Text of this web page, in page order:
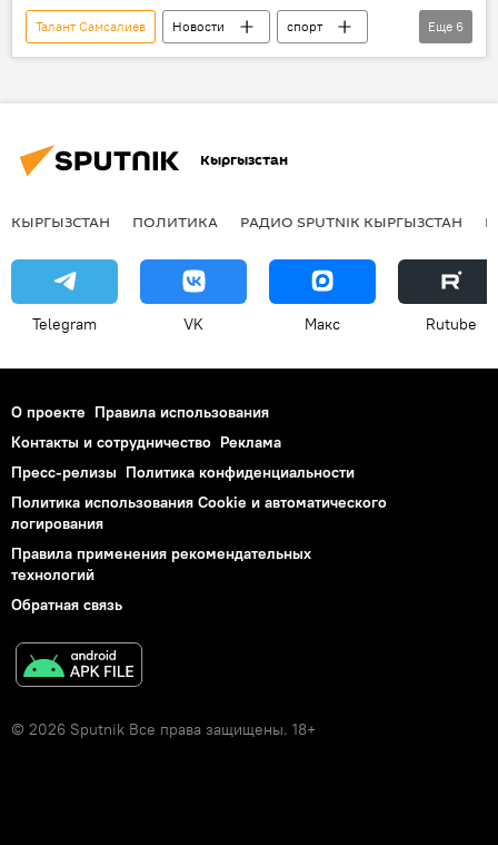
Талант Самсалиев Новости
спорт
Азия
Иордания
Отборочный раунд чемпионата мира по футболу
Еще 6
Кыргызстан
КЫРГЫЗСТАН ПОЛИТИКА РАДИО SPUTNIK КЫРГЫЗСТАН
Telegram VK Макс Rutube
О проекте Правила использования
Контакты и сотрудничество Реклама
Пресс-релизы Политика конфиденциальности
Политика использования Cookie и автоматического
логирования
Правила применения рекомендательных
технологий
Обратная связь
© 2026 Sputnik Все права защищены. 18+